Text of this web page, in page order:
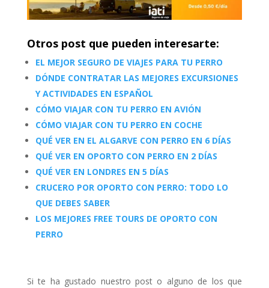
Otros post que pueden interesarte:
EL MEJOR SEGURO DE VIAJES PARA TU PERRO
DÓNDE CONTRATAR LAS MEJORES EXCURSIONES
Y ACTIVIDADES EN ESPAÑOL
CÓMO VIAJAR CON TU PERRO EN AVIÓN
CÓMO VIAJAR CON TU PERRO EN COCHE
QUÉ VER EN EL ALGARVE CON PERRO EN 6 DÍAS
QUÉ VER EN OPORTO CON PERRO EN 2 DÍAS
QUÉ VER EN LONDRES EN 5 DÍAS
CRUCERO POR OPORTO CON PERRO: TODO LO
QUE DEBES SABER
LOS MEJORES FREE TOURS DE OPORTO CON
PERRO
Si te ha gustado nuestro post o alguno de los que